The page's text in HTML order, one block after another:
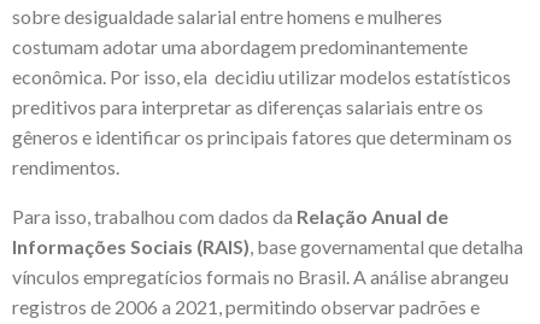
sobre desigualdade salarial entre homens e mulheres
costumam adotar uma abordagem predominantemente
econômica. Por isso, ela decidiu utilizar modelos estatísticos
preditivos para interpretar as diferenças salariais entre os
gêneros e identificar os principais fatores que determinam os
rendimentos.
Para isso, trabalhou com dados da Relação Anual de
Informações Sociais (RAIS), base governamental que detalha
vínculos empregatícios formais no Brasil. A análise abrangeu
registros de 2006 a 2021, permitindo observar padrões e